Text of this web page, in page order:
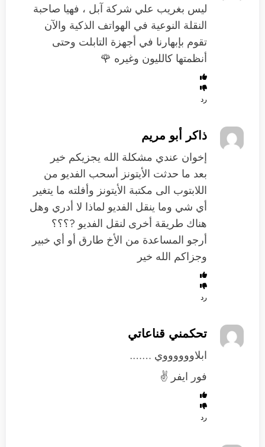
ليس بغريب علي شركة آبل ، فهيا صاحبة
النقلة النوعية في الهواتف الذكية والآن
تقوم بإبهارنا في أجهزة التابلت وحتى
أنظمتها كالليون وغيره 🌹
رد
ذاكر أبو مريم
إخوان عندي مشكلة الله يجزيكم خير
بعد ما حدثت الأيتونز أسحب الفديو من
اللابتوب الى مكتبة الأيتونز وأفلته ما يتغير
أي شي وما ينقل الفديو لماذا لا أدري وهل
هناك طريقة أخرى لنقل الفديو ?؟؟؟
أرجو المساعدة من الأخ طارق أو أي خبير
وجزاكم الله خير
رد
تحكمني قناعاتي
ابلاووووووي …….
فور ايفر ✌
رد